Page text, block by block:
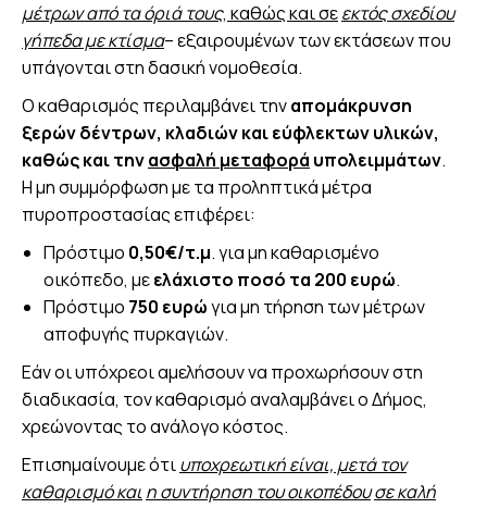
μέτρων από τα όριά τους, καθώς και σεεκτός σχεδίου
γήπεδα με κτίσμα– εξαιρουμένων των εκτάσεων που
υπάγονται στη δασική νομοθεσία.
Ο καθαρισμός περιλαμβάνει τηναπομάκρυνση
ξερών δέντρων, κλαδιών και εύφλεκτων υλικών,
καθώς καιτηνασφαλή μεταφορά υπολειμμάτων.
Η μη συμμόρφωση με τα προληπτικά μέτρα
πυροπροστασίας επιφέρει:
Πρόστιμο 0,50€/τ.μ. για μη καθαρισμένο
οικόπεδο, μεελάχιστο ποσό τα 200 ευρώ.
Πρόστιμο 750 ευρώγια μη τήρηση των μέτρων
αποφυγής πυρκαγιών.
Εάν οι υπόχρεοι αμελήσουν να προχωρήσουν στη
διαδικασία, τον καθαρισμό αναλαμβάνει ο Δήμος,
χρεώνοντας το ανάλογο κόστος.
Επισημαίνουμε ότιυποχρεωτική είναι, μετά τον
καθαρισμό καιη συντήρηση του οικοπέδουσε καλή